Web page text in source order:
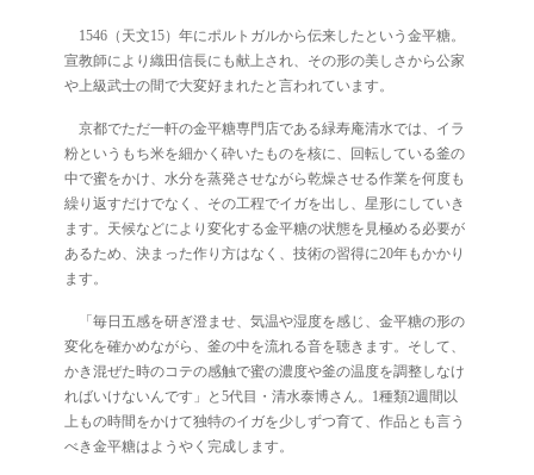
1546（天文15）年にポルトガルから伝来したという金平糖。
宣教師により織田信長にも献上され、その形の美しさから公家
や上級武士の間で大変好まれたと言われています。
京都でただ一軒の金平糖専門店である緑寿庵清水では、イラ
粉というもち米を細かく砕いたものを核に、回転している釜の
中で蜜をかけ、水分を蒸発させながら乾燥させる作業を何度も
繰り返すだけでなく、その工程でイガを出し、星形にしていき
ます。天候などにより変化する金平糖の状態を見極める必要が
あるため、決まった作り方はなく、技術の習得に20年もかかり
ます。
「毎日五感を研ぎ澄ませ、気温や湿度を感じ、金平糖の形の
変化を確かめながら、釜の中を流れる音を聴きます。そして、
かき混ぜた時のコテの感触で蜜の濃度や釜の温度を調整しなけ
ればいけないんです」と5代目・清水泰博さん。1種類2週間以
上もの時間をかけて独特のイガを少しずつ育て、作品とも言う
べき金平糖はようやく完成します。